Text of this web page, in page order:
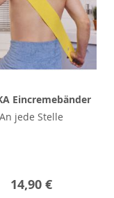
Eincremebänder
An jede Stelle
14,90 €